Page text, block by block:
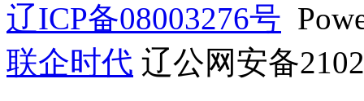
辽ICP备08003276号
联企时代 辽公网安备